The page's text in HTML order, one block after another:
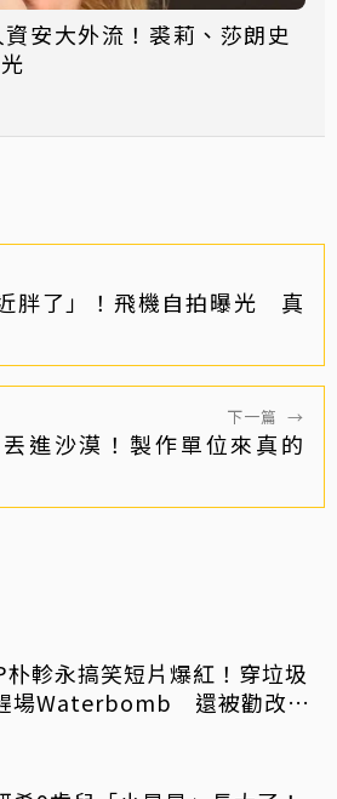
安大外流！裘莉、莎朗史
胖了」！飛機自拍曝光 真
下一篇 →
進沙漠！製作單位來真的
朴軫永搞笑短片爆紅！穿垃圾
場Waterbomb 還被勸改名